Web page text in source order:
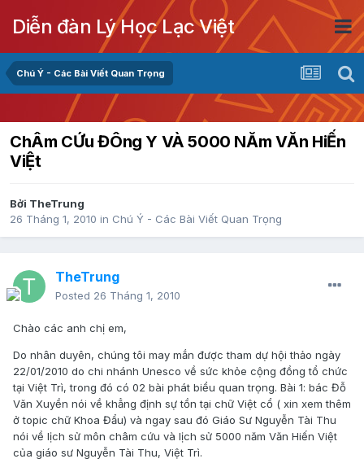
Diễn đàn Lý Học Lạc Việt
Chú Ý - Các Bài Viết Quan Trọng
ChÂm CỨu ĐÔng Y VÀ 5000 NĂm VĂn HiẾn
ViỆt
Bởi TheTrung
26 Tháng 1, 2010 in Chú Ý - Các Bài Viết Quan Trọng
TheTrung
Posted 26 Tháng 1, 2010
Chào các anh chị em,
Do nhân duyên, chúng tôi may mắn được tham dự hội thảo ngày
22/01/2010 do chi nhánh Unesco về sức khỏe cộng đồng tổ chức
tại Việt Trì, trong đó có 02 bài phát biểu quan trọng. Bài 1: bác Đỗ
Văn Xuyền nói về khẳng định sự tồn tại chữ Việt cổ ( xin xem thêm
ở topic chữ Khoa Đẩu) và ngay sau đó Giáo Sư Nguyễn Tài Thu
nói về lịch sử môn châm cứu và lịch sử 5000 năm Văn Hiến Việt
của giáo sư Nguyễn Tài Thu, Việt Trì.